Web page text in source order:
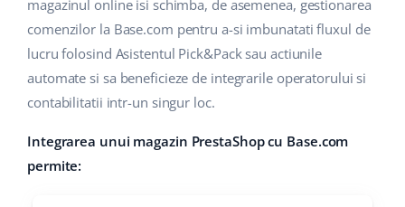
Calculatorul de beneficii
español (AR)
español (MX)
polski
magazinul online isi schimba, de asemenea, gestionarea
comenzilor la Base.com pentru a-si imbunatati fluxul de
lucru folosind Asistentul Pick&Pack sau actiunile
automate si sa beneficieze de integrarile operatorului si
contabilitatii intr-un singur loc.
Integrarea unui magazin PrestaShop cu Base.com
permite: